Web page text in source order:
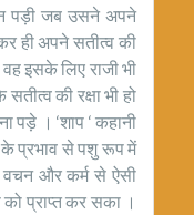
पड़ी जब उसने अपने
ही अपने सतीत्व की
इसके लिए राजी भी
की रक्षा भी हो
पड़े । ‘शाप ‘ कहानी
के प्रभाव से पशु रूप में
वचन और कर्म से ऐसी
प्राप्त कर सका ।